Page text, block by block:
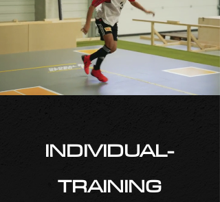
INDIVIDUAL-
TRAINING